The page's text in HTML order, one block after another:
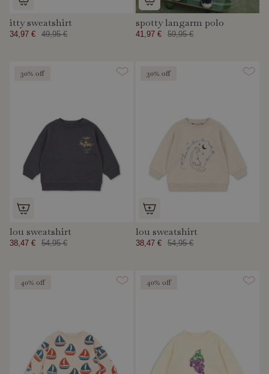
itty sweatshirt
34,97 € 49,95 €
spotty langarm polo
41,97 € 59,95 €
30% off
lou sweatshirt
38,47 € 54,95 €
30% off
lou sweatshirt
38,47 € 54,95 €
40% off 40% off